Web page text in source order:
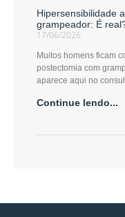
Hipersensibilidade
grampeador: É
17/06/2026
Muitos homens ficam
postectomia com
aparece aqui no
Continue lendo...